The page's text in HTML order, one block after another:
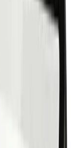
Kundenberatung,
digital zu
Plattform
effizient